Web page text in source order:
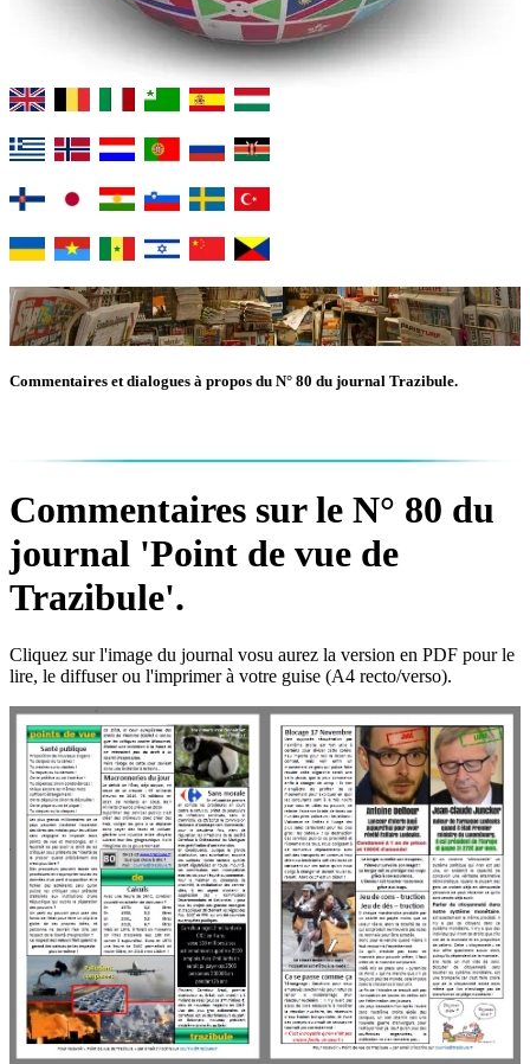
Commentaires et dialogues à propos du N° 80 du journal Trazibule.
Commentaires sur le N° 80 du
journal 'Point de vue de
Trazibule'.
Cliquez sur l'image du journal vosu aurez la version en PDF pour le
lire, le diffuser ou l'imprimer à votre guise (A4 recto/verso).